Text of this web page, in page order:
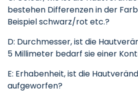
bestehen Differenzen in der
Beispiel schwarz/rot etc.?
D: Durchmesser, ist die
5 Millimeter bedarf sie einer
E: Erhabenheit, ist die
aufgeworfen?